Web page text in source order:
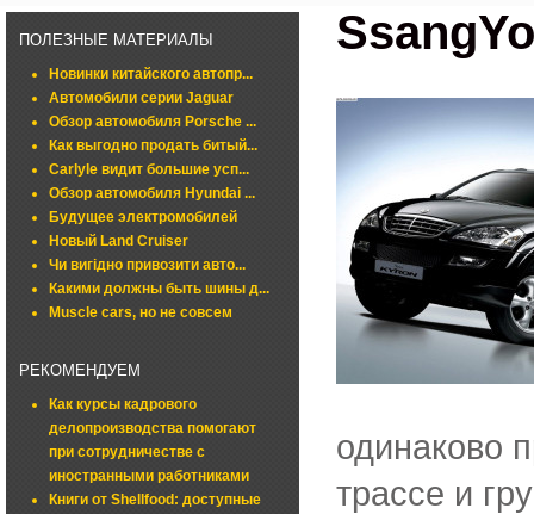
ПОЛЕЗНЫЕ МАТЕРИАЛЫ
Новинки китайского автопр...
Автомобили серии Jaguar
Обзор автомобиля Porsche ...
Как выгодно продать битый...
Carlyle видит большие усп...
Обзор автомобиля Hyundai ...
Будущее электромобилей
Новый Land Cruiser
Чи вигідно привозити авто...
Какими должны быть шины д...
Muscle cars, но не совсем
РЕКОМЕНДУЕМ
Как курсы кадрового
делопроизводства помогают
при сотрудничестве с
иностранными работниками
Книги от Shellfood: доступные
одинаково
трассе и